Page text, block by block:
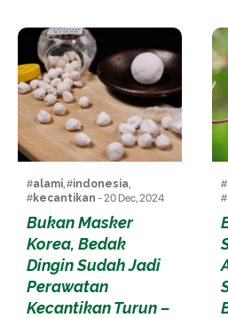
#alami, #indonesia,
#kecantikan - 20 Dec, 2024
Bukan Masker
Korea, Bedak
Dingin Sudah Jadi
Perawatan
Kecantikan Turun –
#
#